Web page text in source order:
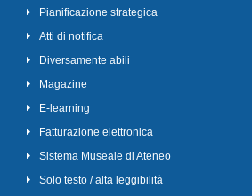
Pianificazione strategica
Atti di notifica
Diversamente abili
Magazine
E-learning
Fatturazione elettronica
Sistema Museale di Ateneo
Solo testo / alta leggibilità